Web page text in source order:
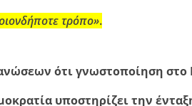
τρόπο».
ότι γνωστοποίηση
υποστηρίζει την